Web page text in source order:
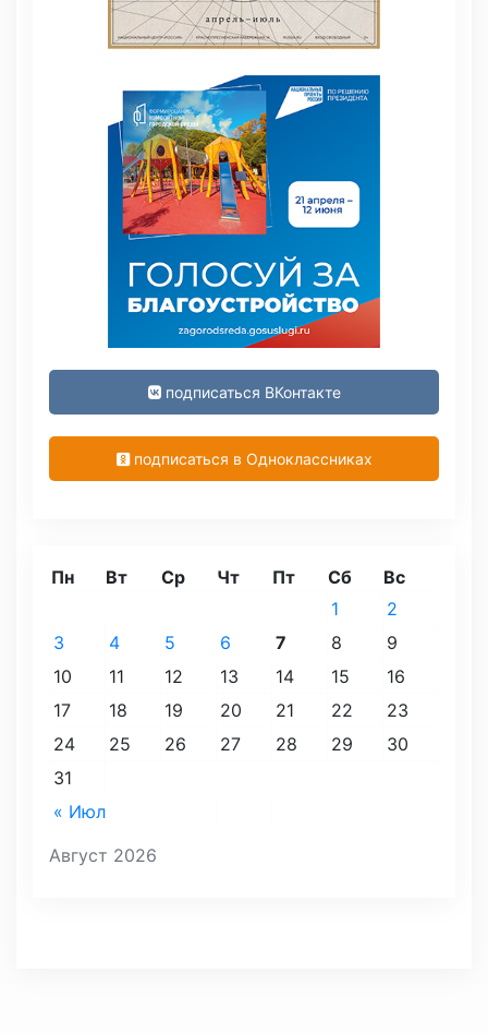
подписаться ВКонтакте
подписаться в Одноклассниках
Август 2026
Пн Вт Ср Чт Пт Сб Вс
« Июл
1
2
3
4 5 6 7 8
9
10
11 12 13 14 15
16
17
18 19 20 21 22
23
24
25 26 27 28 29
30
31